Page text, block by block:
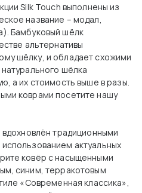
Silk Touch выполнены из
название – модал,
Бамбуковый шёлк
альтернативы
шёлку, и обладает схожими
шёлка
а их стоимость выше в разы.
коврами посетите нашу
традиционными
актуальных
ковёр с насыщенными
синим, терракотовым
«Современная классика»,